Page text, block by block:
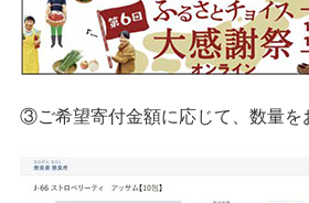
③ご希望寄付金額に応じて、数量を